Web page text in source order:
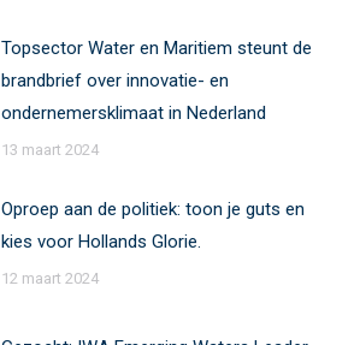
Topsector Water en Maritiem steunt de
brandbrief over innovatie- en
ondernemersklimaat in Nederland
13 maart 2024
Oproep aan de politiek: toon je guts en
kies voor Hollands Glorie.
12 maart 2024